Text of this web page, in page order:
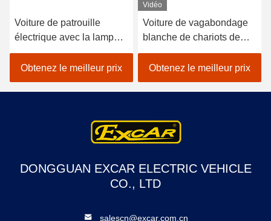
Voiture de patrouille
électrique avec la lampe
d'alarme
Obtenez le meilleur prix
Vidéo
Voiture de vagabondage
blanche de chariots de
golf de sécurité 2 Seater à
piles
Obtenez le meilleur prix
DONGGUAN EXCAR ELECTRIC VEHICLE
CO., LTD
salescn@excar.com.cn